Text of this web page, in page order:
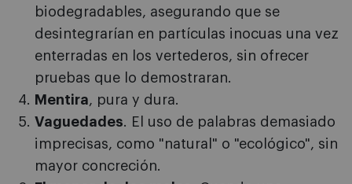
biodegradables, asegurando que se
desintegrarían en partículas inocuas una vez
enterradas en los vertederos, sin ofrecer
pruebas que lo demostraran.
Mentira, pura y dura.
Vaguedades. El uso de palabras demasiado
imprecisas, como "natural" o "ecológico", sin
mayor concreción.